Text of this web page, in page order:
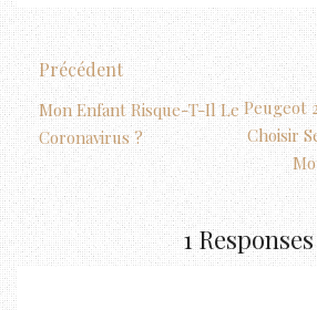
Précédent
Mon Enfant Risque-T-Il Le
Coronavirus ?
Peugeot
Choisir
1 Responses